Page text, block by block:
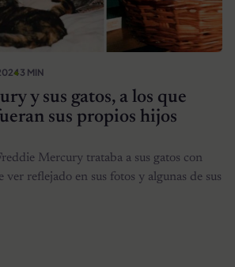
3 MIN
y sus gatos, a los que
sus propios hijos
Mercury trataba a sus gatos con
ver reflejado en sus fotos y algunas de sus